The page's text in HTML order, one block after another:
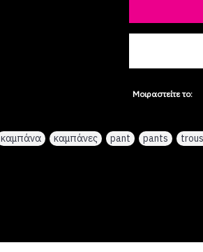
Μοιραστείτε το:
καμπάνα , καμπάνες , pant , pants ,